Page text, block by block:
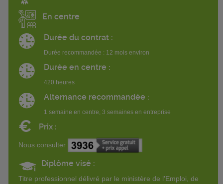
En centre
Durée du contrat :
Durée recommandée : 12 mois environ
Durée en centre :
420 heures
Alternance recommandée :
1 semaine en centre, 3 semaines en entreprise
€ Prix :
Nous consulter
Diplôme visé :
Titre professionnel délivré par le ministère de l'Emploi, de